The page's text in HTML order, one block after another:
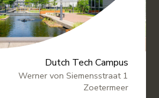
Dutch Tech Campus
Werner von Siemensstraat 1
Zoetermeer